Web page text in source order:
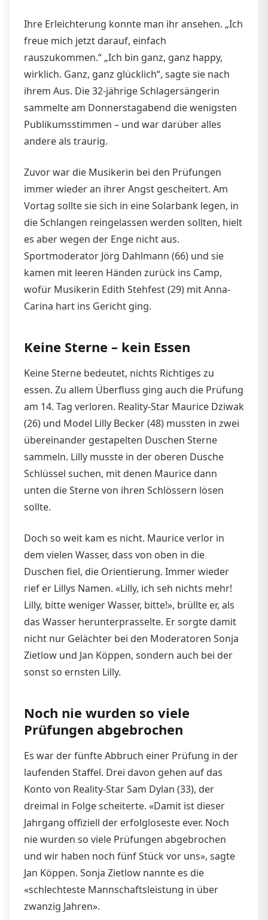
Ihre Erleichterung konnte man ihr ansehen. „Ich
freue mich jetzt darauf, einfach
rauszukommen.“ „Ich bin ganz, ganz happy,
wirklich. Ganz, ganz glücklich“, sagte sie nach
ihrem Aus. Die 32-jährige Schlagersängerin
sammelte am Donnerstagabend die wenigsten
Publikumsstimmen – und war darüber alles
andere als traurig.
Zuvor war die Musikerin bei den Prüfungen
immer wieder an ihrer Angst gescheitert. Am
Vortag sollte sie sich in eine Solarbank legen, in
die Schlangen reingelassen werden sollten, hielt
es aber wegen der Enge nicht aus.
Sportmoderator Jörg Dahlmann (66) und sie
kamen mit leeren Händen zurück ins Camp,
wofür Musikerin Edith Stehfest (29) mit Anna-
Carina hart ins Gericht ging.
Keine Sterne – kein Essen
Keine Sterne bedeutet, nichts Richtiges zu
essen. Zu allem Überfluss ging auch die Prüfung
am 14. Tag verloren. Reality-Star Maurice Dziwak
(26) und Model Lilly Becker (48) mussten in zwei
übereinander gestapelten Duschen Sterne
sammeln. Lilly musste in der oberen Dusche
Schlüssel suchen, mit denen Maurice dann
unten die Sterne von ihren Schlössern lösen
sollte.
Doch so weit kam es nicht. Maurice verlor in
dem vielen Wasser, dass von oben in die
Duschen fiel, die Orientierung. Immer wieder
rief er Lillys Namen. «Lilly, ich seh nichts mehr!
Lilly, bitte weniger Wasser, bitte!», brüllte er, als
das Wasser herunterprasselte. Er sorgte damit
nicht nur Gelächter bei den Moderatoren Sonja
Zietlow und Jan Köppen, sondern auch bei der
sonst so ernsten Lilly.
Noch nie wurden so viele
Prüfungen abgebrochen
Es war der fünfte Abbruch einer Prüfung in der
laufenden Staffel. Drei davon gehen auf das
Konto von Reality-Star Sam Dylan (33), der
dreimal in Folge scheiterte. «Damit ist dieser
Jahrgang offiziell der erfolgloseste ever. Noch
nie wurden so viele Prüfungen abgebrochen
und wir haben noch fünf Stück vor uns», sagte
Jan Köppen. Sonja Zietlow nannte es die
«schlechteste Mannschaftsleistung in über
zwanzig Jahren».